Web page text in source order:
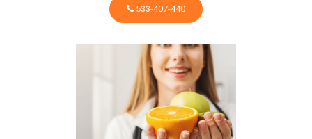
533-407-440